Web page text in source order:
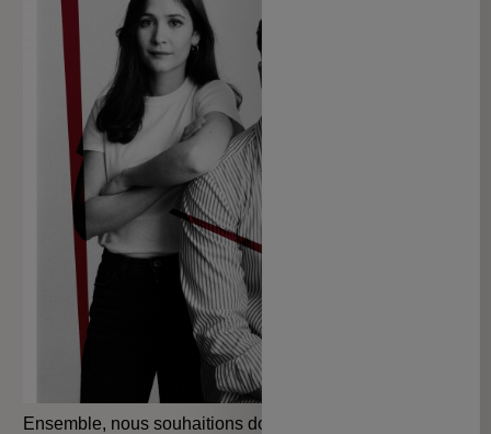
Ensemble, nous souhaitions donc réanimer des objets